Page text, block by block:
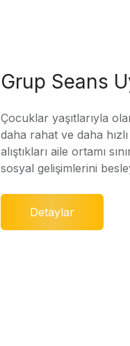
Grup Seans
Çocuklar yaşıtlarıyla
daha rahat ve daha
alıştıkları aile ortamı
sosyal gelişimlerini
Detaylar